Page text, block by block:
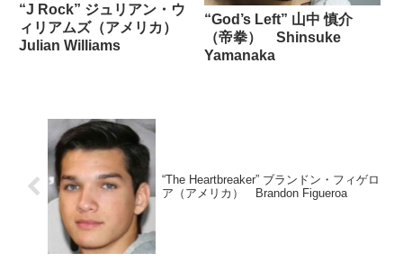
“J Rock” ジュリアン・ウ
ィリアムズ（アメリカ）
Julian Williams
“God’s Left” 山中 慎介
（帝拳） Shinsuke
Yamanaka
“The Heartbreaker” ブランドン・フィゲロ
ア（アメリカ） Brandon Figueroa